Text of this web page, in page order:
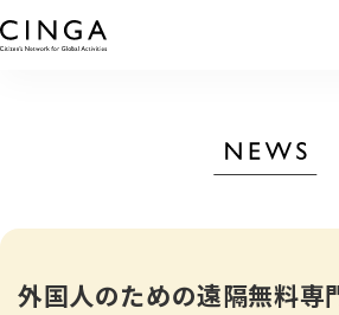
外国人のための遠隔無料